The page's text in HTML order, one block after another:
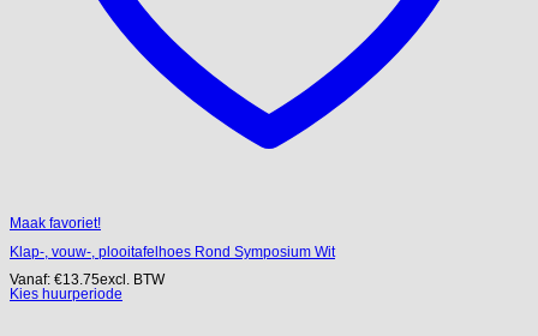
Maak favoriet!
Klap-, vouw-, plooitafelhoes Rond Symposium Wit
Vanaf: €13.75excl. BTW
Kies huurperiode